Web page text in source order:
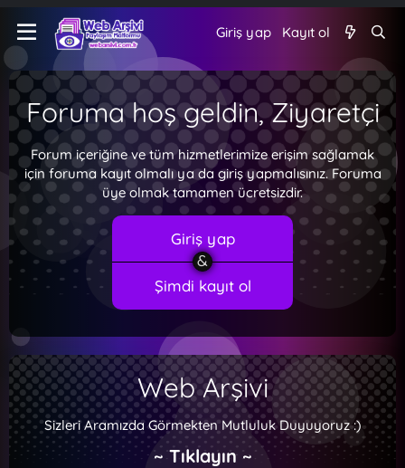
Giriş yap Kayıt ol
Foruma hoş geldin, Ziyaretçi
Forum içeriğine ve tüm hizmetlerimize erişim sağlamak
için foruma kayıt olmalı ya da giriş yapmalısınız. Foruma
üye olmak tamamen ücretsizdir.
Giriş yap
Şimdi kayıt ol
Web Arşivi
Sizleri Aramızda Görmekten Mutluluk Duyuyoruz :)
~ Tıklayın ~